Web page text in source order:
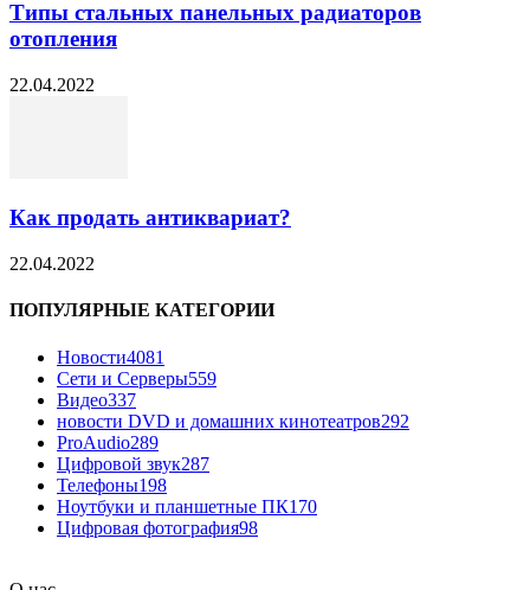
Типы стальных панельных радиаторов
отопления
22.04.2022
Как продать антиквариат?
22.04.2022
ПОПУЛЯРНЫЕ КАТЕГОРИИ
Новости4081
Сети и Серверы559
Видео337
новости DVD и домашних кинотеатров292
ProAudio289
Цифровой звук287
Телефоны198
Ноутбуки и планшетные ПК170
Цифровая фотография98